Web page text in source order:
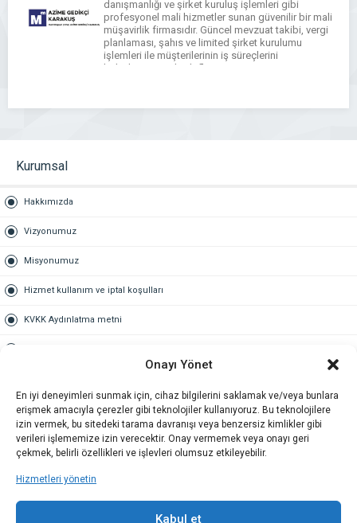
Onayı Yönet
En iyi deneyimleri sunmak için, cihaz bilgilerini saklamak ve/veya bunlara
erişmek amacıyla çerezler gibi teknolojiler kullanıyoruz. Bu teknolojilere
izin vermek, bu sitedeki tarama davranışı veya benzersiz kimlikler gibi
verileri işlememize izin verecektir. Onay vermemek veya onayı geri
çekmek, belirli özellikleri ve işlevleri olumsuz etkileyebilir.
Hizmetleri yönetin
Kabul et
danışmanlığı ve şirket kuruluş işlemleri gibi
profesyonel mali hizmetler sunan güvenilir bir mali
müşavirlik firmasıdır. Güncel mevzuat takibi, vergi
planlaması, şahıs ve limited şirket kurulumu
işlemleri ile müşterilerinin iş süreçlerini
kolaylaştırmayı hedefler.
Kurumsal
Hakkımızda
Vizyonumuz
Misyonumuz
Hizmet kullanım ve iptal koşulları
KVKK Aydınlatma metni
Gold üyelik nedir
Kariyer
İş Başvuru Formu